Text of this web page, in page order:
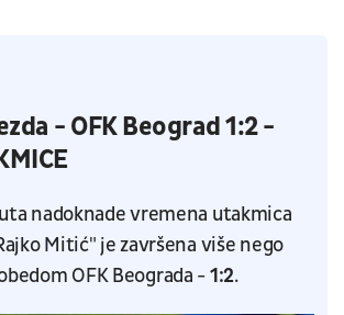
- OFK Beograd 1:2 -
nadoknade vremena utakmica
Mitić" je završena više nego
OFK Beograda -1:2.